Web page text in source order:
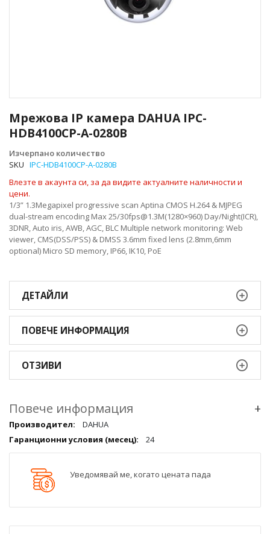
Мрежова IP камера DAHUA IPC-
HDB4100CP-A-0280B
Изчерпано количество
SKU IPC-HDB4100CP-A-0280B
Влезте в акаунта си, за да видите актуалните наличности и
цени.
1/3” 1.3Megapixel progressive scan Aptina CMOS H.264 & MJPEG
dual-stream encoding Max 25/30fps@1.3M(1280×960) Day/Night(ICR),
3DNR, Auto iris, AWB, AGC, BLC Multiple network monitoring: Web
viewer, CMS(DSS/PSS) & DMSS 3.6mm fixed lens (2.8mm,6mm
optional) Micro SD memory, IP66, IK10, PoE
към
началото
на
галерия
със
ДЕТАЙЛИ
ПОВЕЧЕ ИНФОРМАЦИЯ
ОТЗИВИ
Повече информация +
Повече
информация
qqq
DAHUA
24
Уведомявай ме, когато цената пада